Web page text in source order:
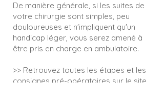
De manière générale, si les suites de
votre chirurgie sont simples, peu
douloureuses et n'impliquent qu'un
handicap léger, vous serez amené à
être pris en charge en ambulatoire.
>> Retrouvez toutes les étapes et les
consignes pré-opératoires sur le site